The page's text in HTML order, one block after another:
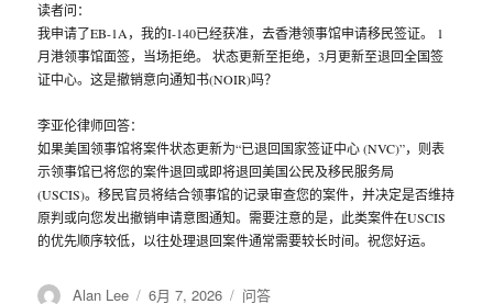
读者问：
我申请了EB-1A，我的I-140已经获准，去香港领事馆申请移民签证。 1
月港领事馆面签，当场拒绝。 状态更新至拒绝，3月更新至退回全国签
证中心。这是撤销意向通知书(NOIR)吗？
李亚伦律师回答：
如果美国领事馆将案件状态更新为“已退回国家签证中心 (NVC)”，则表
示领事馆已将您的案件退回或即将退回美国公民及移民服务局
(USCIS)。移民官员将结合领事馆的记录审查您的案件，并决定是否维持
原判或向您发出撤销申请意图通知。需要注意的是，此类案件在USCIS
的优先顺序较低，以往处理退回案件通常需要较长时间。祝您好运。
作
Alan Lee
发
6月 7, 2026
分
问答